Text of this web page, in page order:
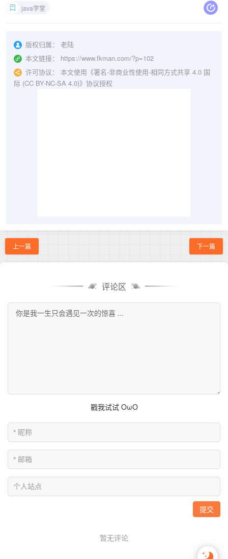
java学堂
版权归属：
老陆
本文链接：
https://www.fkman.com/?p=102
许可协议：
本文使用《署名-非商业性使用-相同方式共享 4.0 国
际 (CC BY-NC-SA 4.0)》协议授权
上一篇 下一篇
评论区